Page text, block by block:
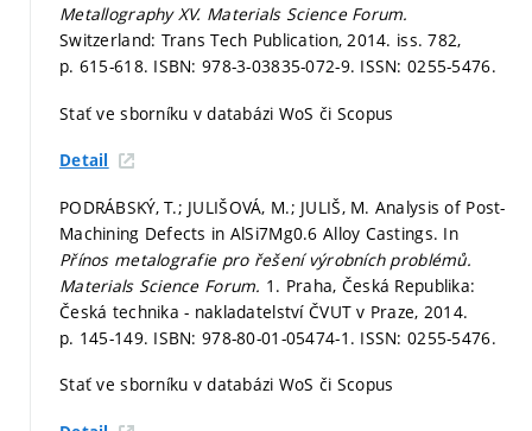
Metallography XV. Materials Science Forum.
Switzerland: Trans Tech Publication, 2014. iss. 782,
p. 615-618. ISBN: 978-3-03835-072-9. ISSN: 0255-5476.
Stať ve sborníku v databázi WoS či Scopus
Detail
PODRÁBSKÝ, T.; JULIŠOVÁ, M.; JULIŠ, M. Analysis of Post-
Machining Defects in AlSi7Mg0.6 Alloy Castings. In
Přínos metalografie pro řešení výrobních problémů.
Materials Science Forum. 1. Praha, Česká Republika:
Česká technika - nakladatelství ČVUT v Praze, 2014.
p. 145-149. ISBN: 978-80-01-05474-1. ISSN: 0255-5476.
Stať ve sborníku v databázi WoS či Scopus